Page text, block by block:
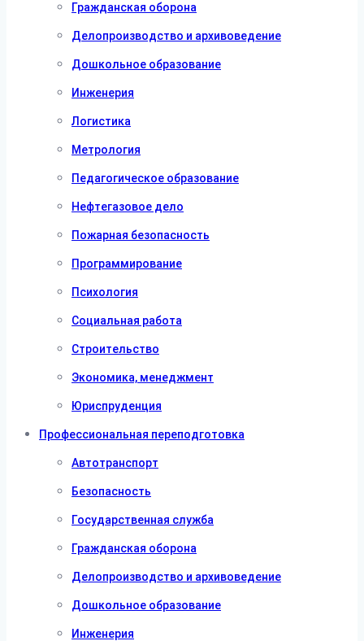
Гражданская оборона
Делопроизводство и архивоведение
Дошкольное образование
Инженерия
Логистика
Метрология
Педагогическое образование
Нефтегазовое дело
Пожарная безопасность
Программирование
Психология
Социальная работа
Строительство
Экономика, менеджмент
Юриспруденция
Профессиональная переподготовка
Автотранспорт
Безопасность
Государственная служба
Гражданская оборона
Делопроизводство и архивоведение
Дошкольное образование
Инженерия